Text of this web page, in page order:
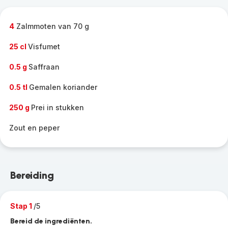
4 Zalmmoten van 70 g
25 cl Visfumet
0.5 g Saffraan
0.5 tl Gemalen koriander
250 g Prei in stukken
Zout en peper
Bereiding
Stap 1 /5
Bereid de ingrediënten.